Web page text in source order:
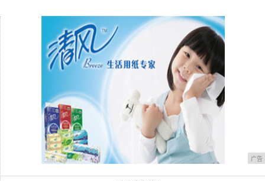
确认！三星S9国行版现身：双卡双待全网
广告